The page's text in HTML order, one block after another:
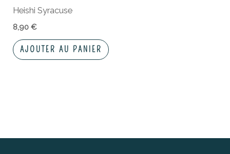
Heishi Syracuse
8,90€
AJOUTER AU PANIER